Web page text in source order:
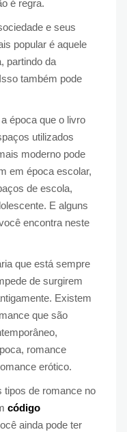
é regra.
e seus
popular é aquele
partindo da
também pode
época que o livro
utilizados
moderno pode
em época escolar,
de escola,
E alguns
encontra neste
que está sempre
de surgirem
Existem
que são
romance
erótico.
tipos de romance no
código
ainda pode ter